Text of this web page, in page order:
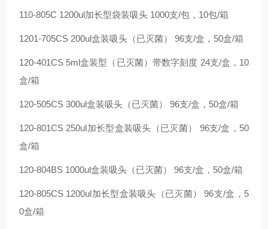
110-805C 1200ul加长型袋装吸头 1000支/包，10包/箱
1201-705CS 200ul盒装吸头（已灭菌） 96支/盒，50盒/箱
120-401CS 5ml盒装型（已灭菌）带数字刻度 24支/盒，10
盒/箱
120-505CS 300ul盒装吸头（已灭菌） 96支/盒，50盒/箱
120-801CS 250ul加长型盒装吸头（已灭菌） 96支/盒，50
盒/箱
120-804BS 1000ul盒装吸头（已灭菌） 96支/盒，50盒/箱
120-805CS 1200ul加长型盒装吸头（已灭菌） 96支/盒，5
0盒/箱